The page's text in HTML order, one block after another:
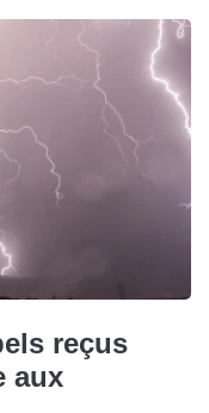
reçus
aux